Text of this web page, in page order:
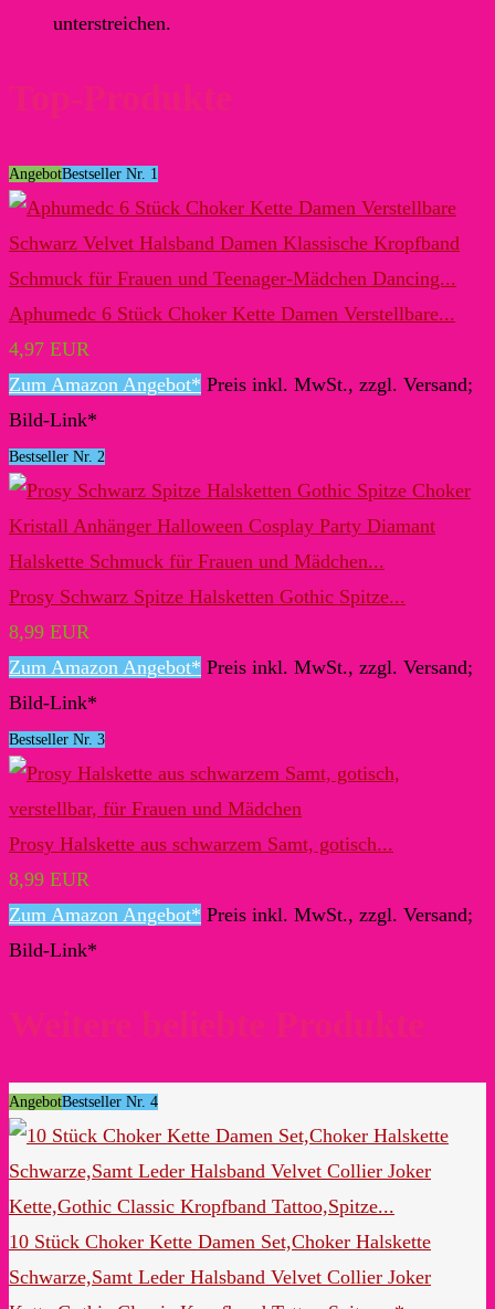
unterstreichen.
Top-Produkte
AngebotBestseller Nr. 1
Aphumedc 6 Stück Choker Kette Damen Verstellbare...
4,97 EUR
Zum Amazon Angebot* Preis inkl. MwSt., zzgl. Versand;
Bild-Link*
Bestseller Nr. 2
Prosy Schwarz Spitze Halsketten Gothic Spitze...
8,99 EUR
Zum Amazon Angebot* Preis inkl. MwSt., zzgl. Versand;
Bild-Link*
Bestseller Nr. 3
Prosy Halskette aus schwarzem Samt, gotisch...
8,99 EUR
Zum Amazon Angebot* Preis inkl. MwSt., zzgl. Versand;
Bild-Link*
Weitere beliebte Produkte
AngebotBestseller Nr. 4
10 Stück Choker Kette Damen Set,Choker Halskette
Schwarze,Samt Leder Halsband Velvet Collier Joker